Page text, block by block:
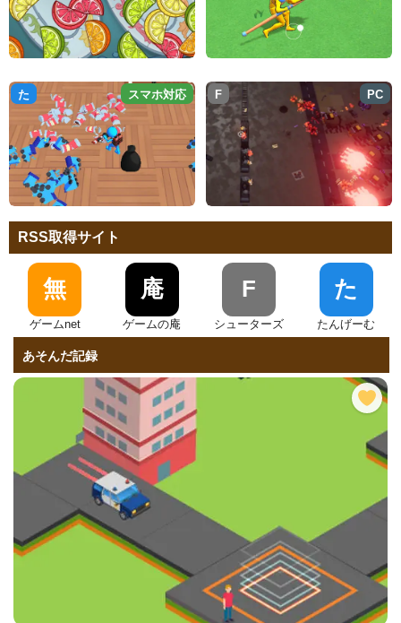
た スマホ対応 F PC
RSS取得サイト
無
ゲームnet
庵
ゲームの庵
F
シューターズ
た
たんげーむ
あそんだ記録